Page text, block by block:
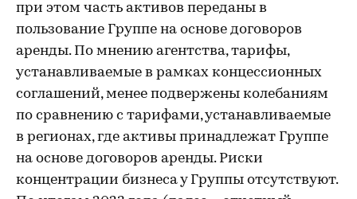
при этом часть активов переданы в
пользование Группе на основе договоров
аренды. По мнению агентства, тарифы,
устанавливаемые в рамках концессионных
соглашений, менее подвержены колебаниям
по сравнению с тарифами, устанавливаемые
в регионах, где активы принадлежат Группе
на основе договоров аренды. Риски
концентрации бизнеса у Группы отсутствуют.